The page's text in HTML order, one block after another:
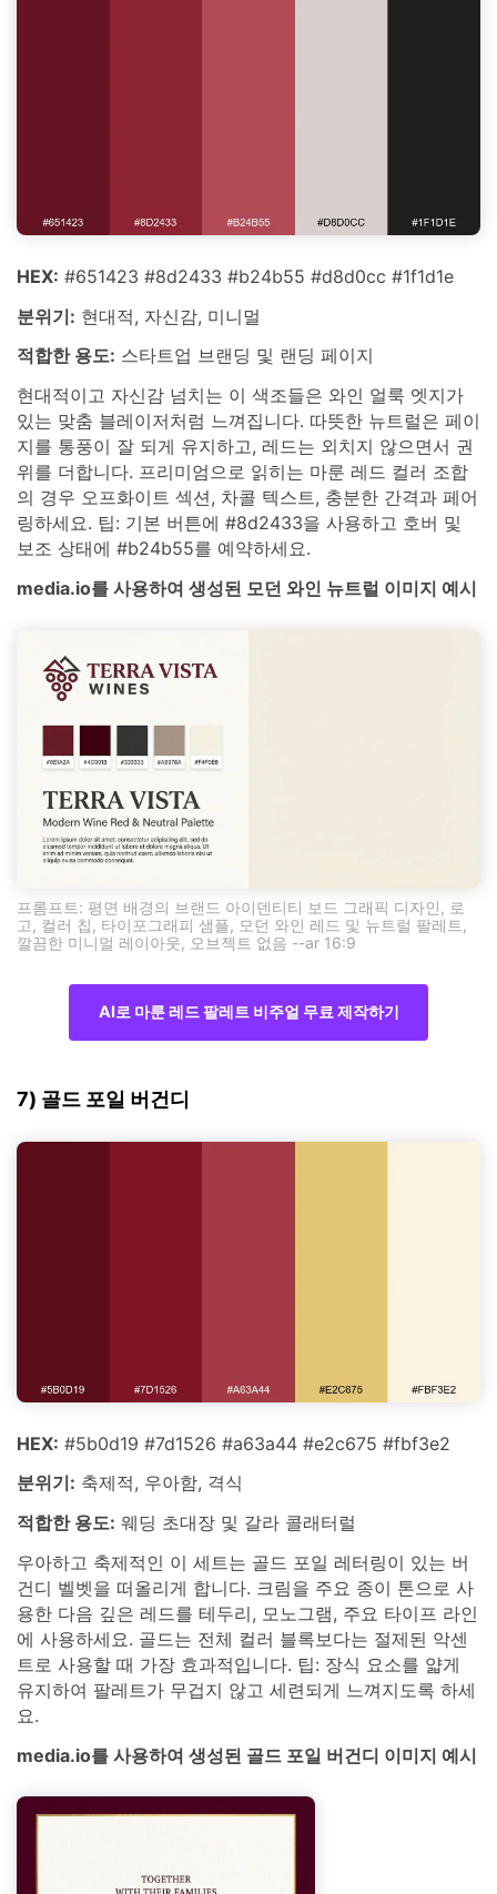
HEX: #651423 #8d2433 #b24b55 #d8d0cc #1f1d1e
분위기: 현대적, 자신감, 미니멀
적합한 용도: 스타트업 브랜딩 및 랜딩 페이지
현대적이고 자신감 넘치는 이 색조들은 와인 얼룩 엣지가
있는 맞춤 블레이저처럼 느껴집니다. 따뜻한 뉴트럴은 페이
지를 통풍이 잘 되게 유지하고, 레드는 외치지 않으면서 권
위를 더합니다. 프리미엄으로 읽히는 마룬 레드 컬러 조합
의 경우 오프화이트 섹션, 차콜 텍스트, 충분한 간격과 페어
링하세요. 팁: 기본 버튼에 #8d2433을 사용하고 호버 및
보조 상태에 #b24b55를 예약하세요.
media.io를 사용하여 생성된 모던 와인 뉴트럴 이미지 예시
프롬프트: 평면 배경의 브랜드 아이덴티티 보드 그래픽 디자인, 로
고, 컬러 칩, 타이포그래피 샘플, 모던 와인 레드 및 뉴트럴 팔레트,
깔끔한 미니멀 레이아웃, 오브젝트 없음 --ar 16:9
AI로 마룬 레드 팔레트 비주얼 무료 제작하기
7) 골드 포일 버건디
HEX: #5b0d19 #7d1526 #a63a44 #e2c675 #fbf3e2
분위기: 축제적, 우아함, 격식
적합한 용도: 웨딩 초대장 및 갈라 콜래터럴
우아하고 축제적인 이 세트는 골드 포일 레터링이 있는 버
건디 벨벳을 떠올리게 합니다. 크림을 주요 종이 톤으로 사
용한 다음 깊은 레드를 테두리, 모노그램, 주요 타이프 라인
에 사용하세요. 골드는 전체 컬러 블록보다는 절제된 악센
트로 사용할 때 가장 효과적입니다. 팁: 장식 요소를 얇게
유지하여 팔레트가 무겁지 않고 세련되게 느껴지도록 하세
요.
media.io를 사용하여 생성된 골드 포일 버건디 이미지 예시